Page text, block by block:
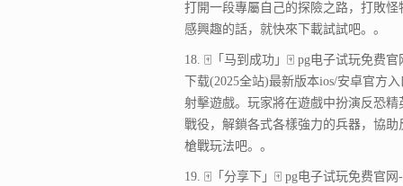
打開一段專屬自己的探險之路，打敗
感興趣的話，就快來下載試試吧。。
18. 🀄「马到成功」🀄 pg电子试玩免费
下载(2025全站)最新版本ios/安卓官方
射擊遊戲。玩家將在遊戲中扮演反恐
戰役，解鎖各式各樣強力的兵器，協
槍戰玩法吧。。
19. 🀄「分享下」🀄 pg电子试玩免费官